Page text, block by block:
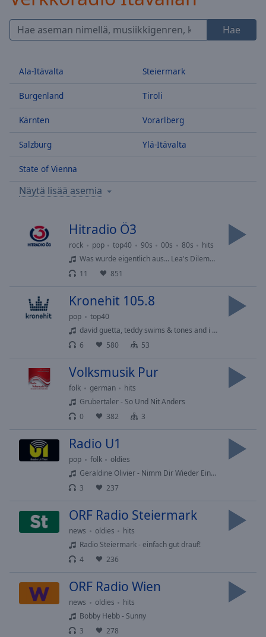
Forward
Mute
Loaded:
Stream
LIVE
currently
LIVE
Remaining
Chapters
Chapters
descriptions
off,
selected
subtitles
settings
opens
subtitles
off,
Hae
Ala-Itävalta
Burgenland
Kärnten
Salzburg
State of Vienna
Steiermark
Tiroli
Vorarlberg
Ylä-Itävalta
Näytä lisää asemia
Hitradio Ö3
rock pop top40 90s 00s 80s
hits
Was wurde eigentlich aus... Lea's Dilemma? Tansania vs. Schweiz
11
851
Kronehit 105.8
pop
top40
david guetta, teddy swims & tones and i - gone gone gone
6
580 53
Volksmusik Pur
folk german
hits
Grubertaler - So Und Nit Anders
0
382 3
Radio U1
pop folk
oldies
Geraldine Olivier - Nimm Dir Wieder Einmal Zeit
3
237
ORF Radio Steiermark
news oldies
hits
Radio Steiermark - einfach gut drauf!
4
236
ORF Radio Wien
news oldies
hits
Bobby Hebb - Sunny
3
278